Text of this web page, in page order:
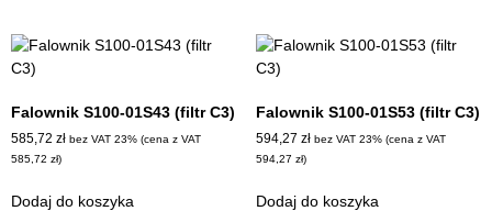
Falownik S100-01S43 (filtr C3)
585,72 zł bez VAT 23% (cena z VAT
585,72 zł)
Dodaj do koszyka
Falownik S100-01S53 (filtr C3)
594,27 zł bez VAT 23% (cena z VAT
594,27 zł)
Dodaj do koszyka